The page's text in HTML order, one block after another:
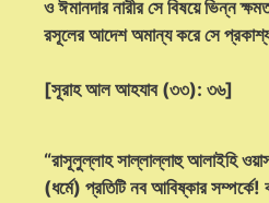
ও ঈমানদার নারীর সে বিষয়ে ভিন্ন
রসূলের আদেশ অমান্য করে সে
[সূরাহ আল আহযাব (৩৩): ৩৬]
“রাসূলুল্লাহ সাল্লাল্লাহু আলাইহি
(ধর্মে) প্রতিটি নব আবিষ্কার